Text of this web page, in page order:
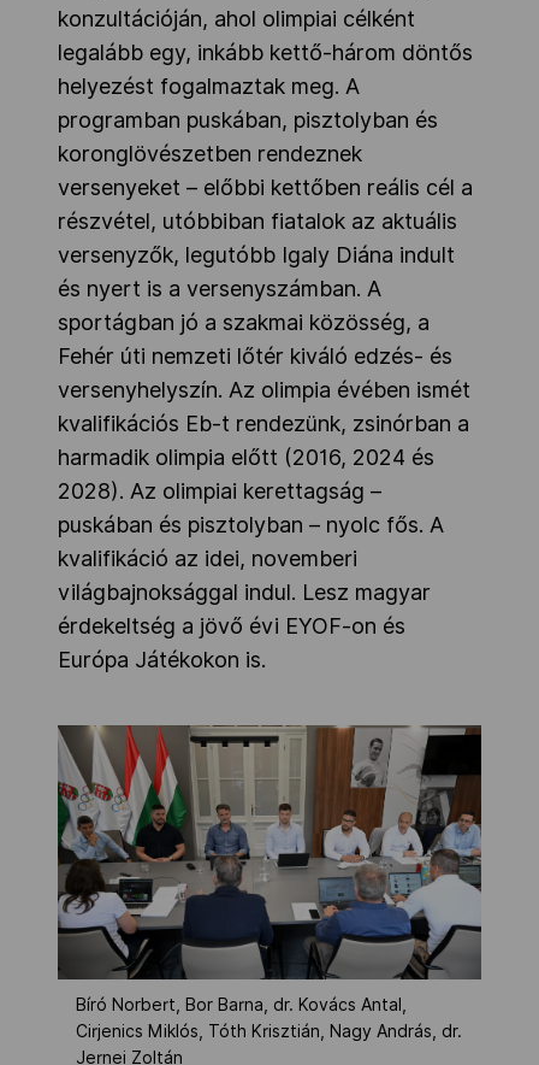
konzultációján, ahol olimpiai célként
legalább egy, inkább kettő-három döntős
helyezést fogalmaztak meg. A
programban puskában, pisztolyban és
koronglövészetben rendeznek
versenyeket – előbbi kettőben reális cél a
részvétel, utóbbiban fiatalok az aktuális
versenyzők, legutóbb Igaly Diána indult
és nyert is a versenyszámban. A
sportágban jó a szakmai közösség, a
Fehér úti nemzeti lőtér kiváló edzés- és
versenyhelyszín. Az olimpia évében ismét
kvalifikációs Eb-t rendezünk, zsinórban a
harmadik olimpia előtt (2016, 2024 és
2028). Az olimpiai kerettagság –
puskában és pisztolyban – nyolc fős. A
kvalifikáció az idei, novemberi
világbajnoksággal indul. Lesz magyar
érdekeltség a jövő évi EYOF-on és
Európa Játékokon is.
Bíró Norbert, Bor Barna, dr. Kovács Antal,
Cirjenics Miklós, Tóth Krisztián, Nagy András, dr.
Jernei Zoltán